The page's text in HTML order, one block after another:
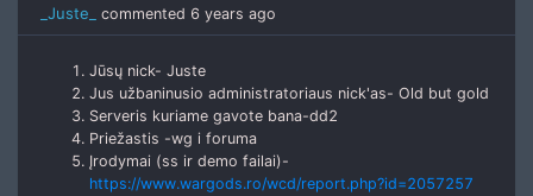
_Juste_ commented 6 years ago
Jūsų nick- Juste
Jus užbaninusio administratoriaus nick'as- Old but gold
Serveris kuriame gavote bana-dd2
Priežastis -wg i foruma
Įrodymai (ss ir demo failai)-
https://www.wargods.ro/wcd/report.php?id=2057257